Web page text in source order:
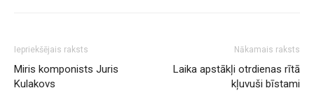
Iepriekšējais raksts
Miris komponists Juris
Kulakovs
Nākamais raksts
Laika apstākļi otrdienas rītā
kļuvuši bīstami